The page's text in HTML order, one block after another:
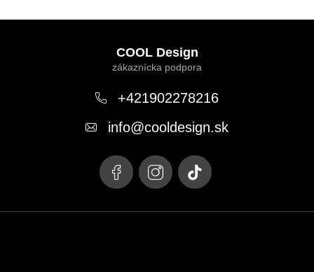
COOL Design
+421902278216
info@cooldesign.sk